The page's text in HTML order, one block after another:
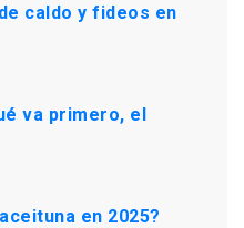
caldo y fideos en
va primero, el
en 2025?